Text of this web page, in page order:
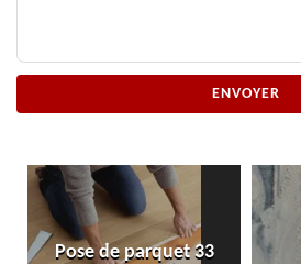
Pose de parquet 33